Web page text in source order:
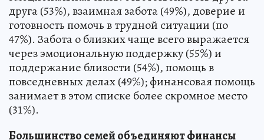
друга (53%), взаимная забота (49%), доверие и
готовность помочь в трудной ситуации (по
47%). Забота о близких чаще всего выражается
через эмоциональную поддержку (55%) и
поддержание близости (54%), помощь в
повседневных делах (49%); финансовая помощь
занимает в этом списке более скромное место
(31%).
Большинство семей объединяют финансы